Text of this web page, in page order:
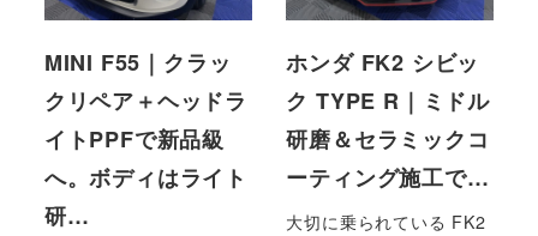
MINI F55｜クラッ
クリペア＋ヘッドラ
イトPPFで新品級
へ。ボディはライト
研…
ホンダ FK2 シビッ
ク TYPE R｜ミドル
研磨＆セラミックコ
ーティング施工で…
大切に乗られている FK2